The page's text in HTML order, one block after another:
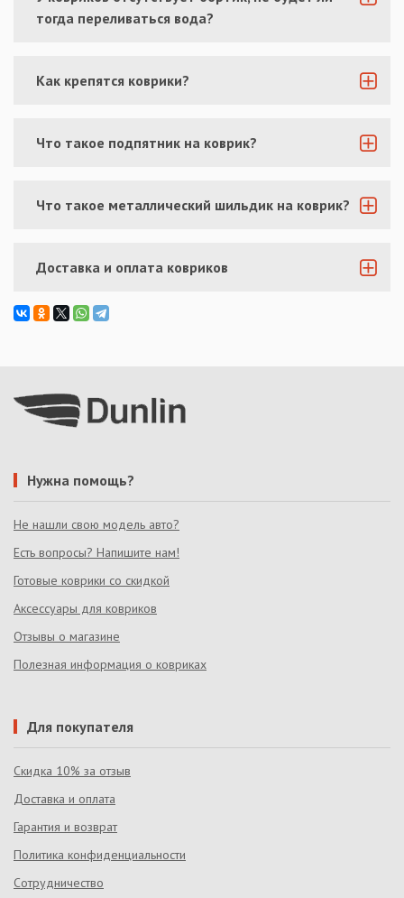
тогда переливаться вода?
Как крепятся коврики?
Что такое подпятник на коврик?
Что такое металлический шильдик на коврик?
Доставка и оплата ковриков
Нужна помощь?
Не нашли свою модель авто?
Есть вопросы? Напишите нам!
Готовые коврики со скидкой
Аксессуары для ковриков
Отзывы о магазине
Полезная информация о ковриках
Для покупателя
Скидка 10% за отзыв
Доставка и оплата
Гарантия и возврат
Политика конфиденциальности
Сотрудничество